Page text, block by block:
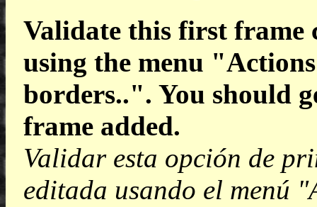
Validate this first frame
using the menu
borders..". You should
frame added.
Validar esta opción de
editada usando el menú